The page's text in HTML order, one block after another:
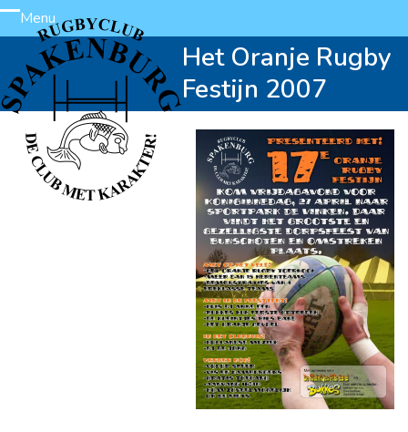
Skip
to
content
Menu
Open
mobile
menu
Close
mobile
menu
Het Oranje Rugby
Festijn 2007